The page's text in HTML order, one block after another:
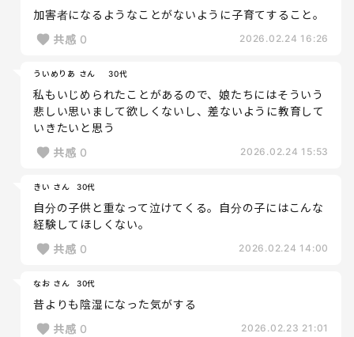
加害者になるようなことがないように子育てすること。
共感 0 2026.02.24 16:26
ういめりあ さん 30代
私もいじめられたことがあるので、娘たちにはそういう
悲しい思いまして欲しくないし、差ないように教育して
いきたいと思う
共感 0 2026.02.24 15:53
きい さん 30代
自分の子供と重なって泣けてくる。自分の子にはこんな
経験してほしくない。
共感 0 2026.02.24 14:00
なお さん 30代
昔よりも陰湿になった気がする
共感 0 2026.02.23 21:01